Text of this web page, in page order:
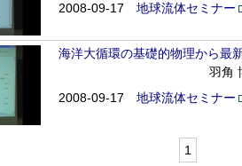
2008-09-17
地球流体セミナー
海洋大循環の基礎的物理から最
羽角
2008-09-17
地球流体セミナー
1